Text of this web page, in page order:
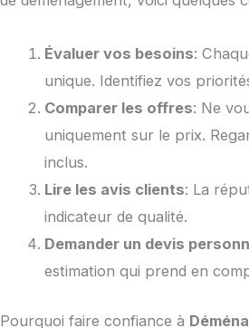
Évaluer vos besoins:
unique. Identifiez vos
Comparer les offres: Ne
uniquement sur le prix.
inclus.
Lire les avis clients: La
indicateur de qualité.
Demander un devis
estimation qui prend en
Pourquoi faire confiance à